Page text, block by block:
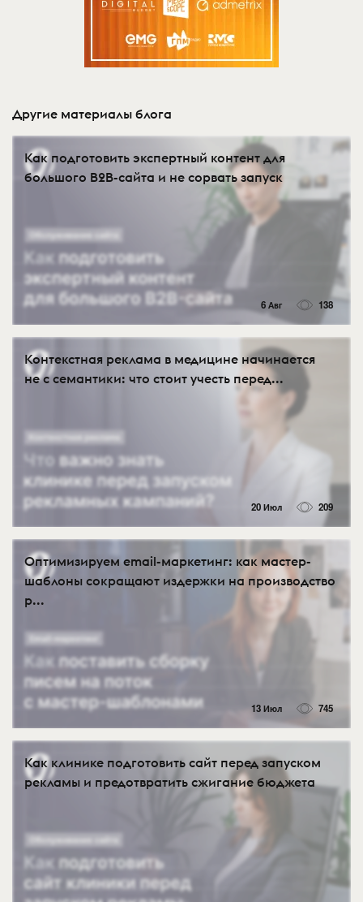
Другие материалы блога
Как подготовить экспертный контент для
большого B2B-сайта и не сорвать запуск
6 Авг 138
Контекстная реклама в медицине начинается
не с семантики: что стоит учесть перед...
20 Июл 209
Оптимизируем email-маркетинг: как мастер-
шаблоны сокращают издержки на производство
р...
13 Июл 745
Как клинике подготовить сайт перед запуском
рекламы и предотвратить сжигание бюджета